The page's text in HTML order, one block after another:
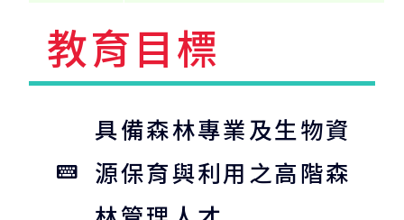
教育目標
具備森林專業及生物資
源保育與利用之高階森